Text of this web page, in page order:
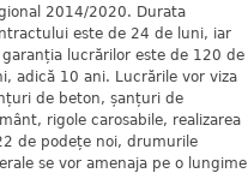
2014/2020. Durata
este de 24 de luni, iar
garanția lucrărilor este de 120 de
adică 10 ani. Lucrările vor viza
de beton, șanțuri de
rigole carosabile, realizarea
de podețe noi, drumurile
se vor amenaja pe o lungime